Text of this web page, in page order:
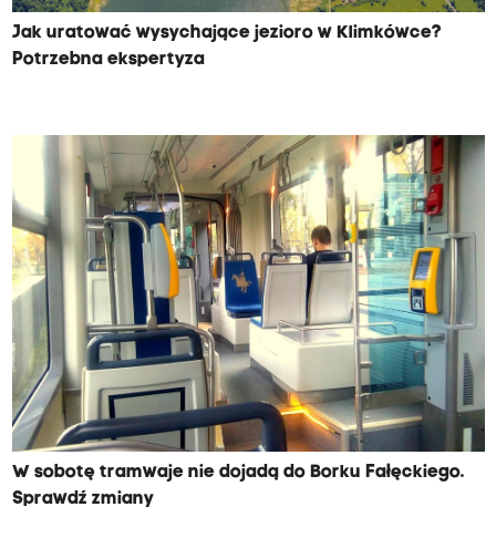
Jak uratować wysychające jezioro w Klimkówce?
Potrzebna ekspertyza
W sobotę tramwaje nie dojadą do Borku Fałęckiego.
Sprawdź zmiany